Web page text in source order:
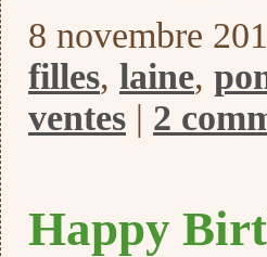
8 novembre
filles, laine,
ventes | 2
Happy